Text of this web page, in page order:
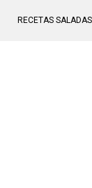
RECETAS SALADAS